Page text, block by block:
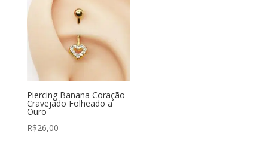
Piercing Banana Coração
Cravejado Folheado a
Ouro
R$26,00